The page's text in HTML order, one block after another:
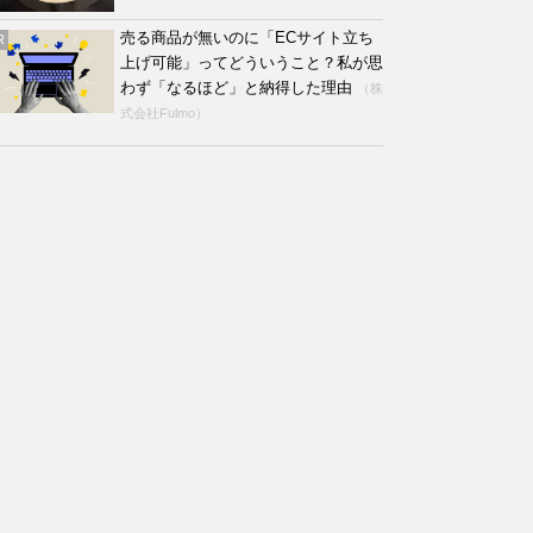
売る商品が無いのに「ECサイト立ち
上げ可能」ってどういうこと？私が思
わず「なるほど」と納得した理由
（株
式会社Fulmo）